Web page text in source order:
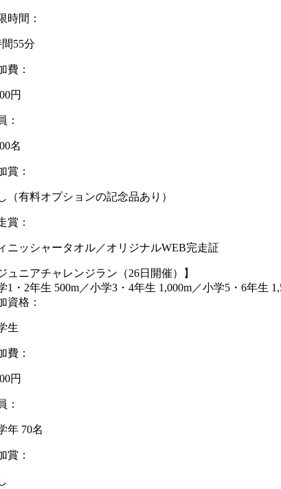
時間：
間55分
費：
円
：
名
賞：
（有料オプションの記念品あり）
賞：
ニッシャータオル／オリジナルWEB完走証
ュニアチャレンジラン（26日開催）】
1・2年生 500m／小学3・4年生 1,000m／小学5・6年生
資格：
生
費：
円
：
年 70名
賞：